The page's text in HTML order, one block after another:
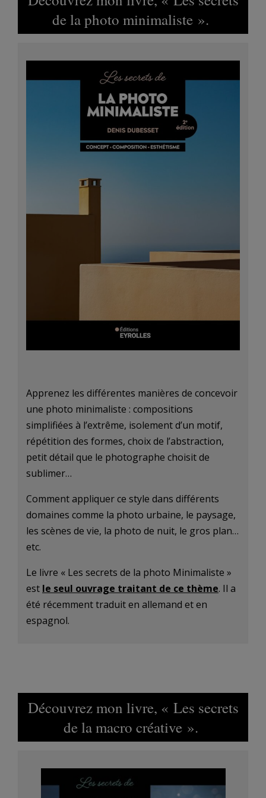
de la photo minimaliste ».
Apprenez les différentes manières de concevoir
une photo minimaliste : compositions
simplifiées à l’extrême, isolement d’un motif,
répétition des formes, choix de l’abstraction,
petit détail que le photographe choisit de
sublimer…
Comment appliquer ce style dans différents
domaines comme la photo urbaine, le paysage,
les scènes de vie, la photo de nuit, le gros plan…
etc.
Le livre « Les secrets de la photo Minimaliste »
est le seul ouvrage traitant de ce thème. Il a
été récemment traduit en allemand et en
espagnol.
Découvrez mon livre, « Les secrets
de la macro créative ».